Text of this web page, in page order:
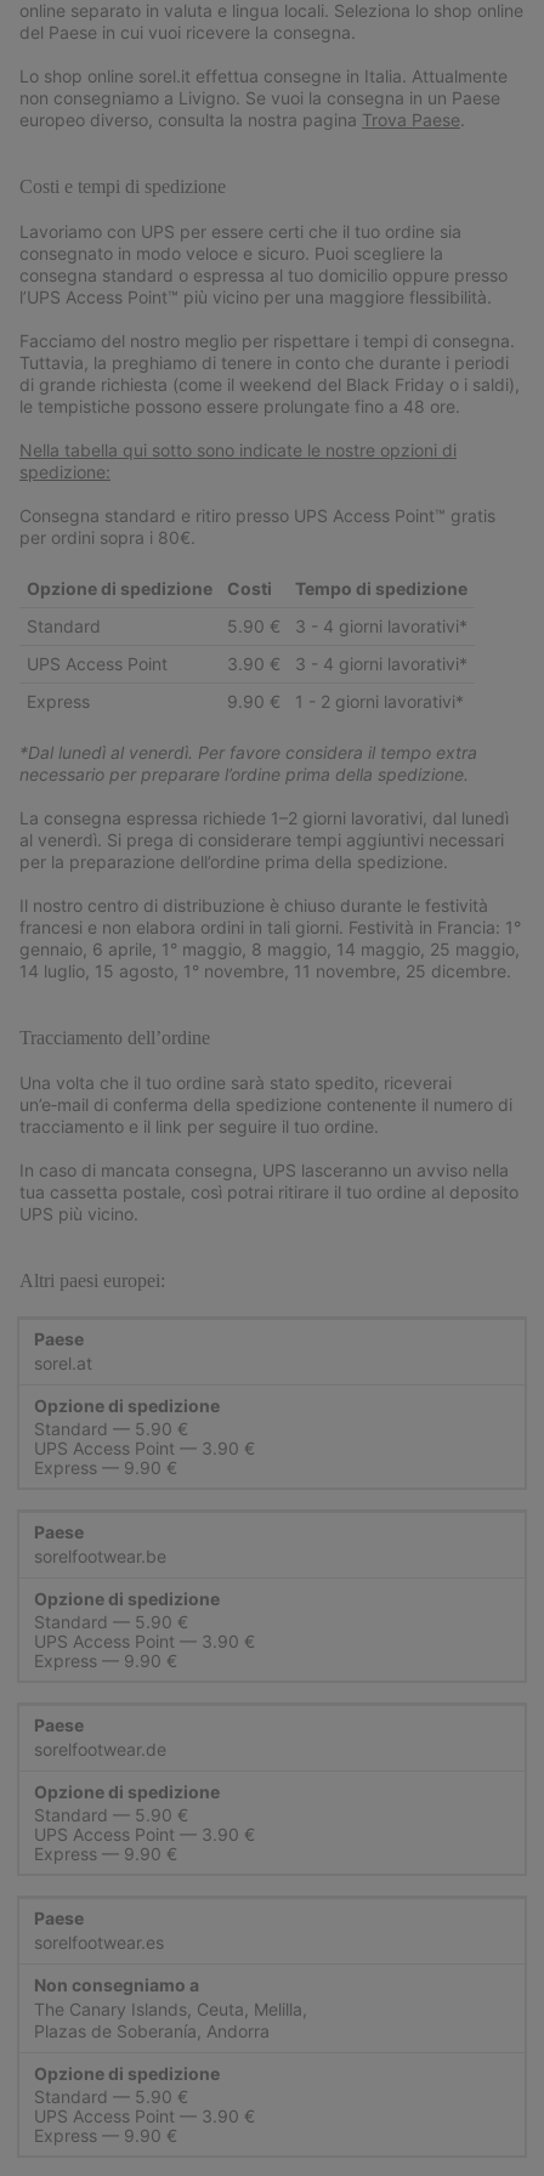
online separato in valuta e lingua locali. Seleziona lo shop online
del Paese in cui vuoi ricevere la consegna.
Lo shop online sorel.it effettua consegne in Italia. Attualmente
non consegniamo a Livigno. Se vuoi la consegna in un Paese
europeo diverso, consulta la nostra pagina Trova Paese
Costi e tempi di spedizione
Lavoriamo con UPS per essere certi che il tuo ordine sia
consegnato in modo veloce e sicuro. Puoi scegliere la
consegna standard o espressa al tuo domicilio oppure presso
l’UPS Access Point™ più vicino per una maggiore flessibilità.
Facciamo del nostro meglio per rispettare i tempi di consegna.
Tuttavia, la preghiamo di tenere in conto che durante i periodi
di grande richiesta (come il weekend del Black Friday o i saldi),
le tempistiche possono essere prolungate fino a 48 ore.
Nella tabella qui sotto sono indicate le nostre opzioni di
spedizione:
Consegna standard e ritiro presso UPS Access Point™ gratis
per ordini sopra i 80€.
Opzione di spedizione Costi
Tempo di spedizione
Standard
5.90 €
3 - 4 giorni lavorativi*
UPS Access Point
3.90 €
3 - 4 giorni lavorativi*
Express
9.90 € 1 - 2 giorni lavorativi*
*Dal lunedì al venerdì. Per favore considera il tempo extra
necessario per preparare l’ordine prima della spedizione.
La consegna espressa richiede 1–2 giorni lavorativi, dal lunedì
al venerdì. Si prega di considerare tempi aggiuntivi necessari
per la preparazione dell’ordine prima della spedizione.
Il nostro centro di distribuzione è chiuso durante le festività
francesi e non elabora ordini in tali giorni. Festività in Francia: 1°
gennaio, 6 aprile, 1° maggio, 8 maggio, 14 maggio, 25 maggio,
14 luglio, 15 agosto, 1° novembre, 11 novembre, 25 dicembre.
Tracciamento dell’ordine
Una volta che il tuo ordine sarà stato spedito, riceverai
un’e‑mail di conferma della spedizione contenente il numero di
tracciamento e il link per seguire il tuo ordine.
In caso di mancata consegna, UPS lasceranno un avviso nella
tua cassetta postale, così potrai ritirare il tuo ordine al deposito
UPS più vicino.
Altri paesi europei:
sorel.at
Standard
UPS Access Point
Express
sorelfootwear.be
Standard
UPS Access Point
Express
sorelfootwear.de
Standard
UPS Access Point
Express
sorelfootwear.es
The Canary Islands, Ceuta, Melilla,
Plazas de Soberanía, Andorra
Standard
UPS Access Point
Express